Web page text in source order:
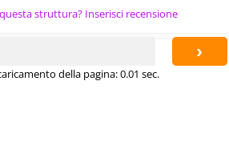
struttura? Inserisci recensione
›
della pagina: 0.01 sec.